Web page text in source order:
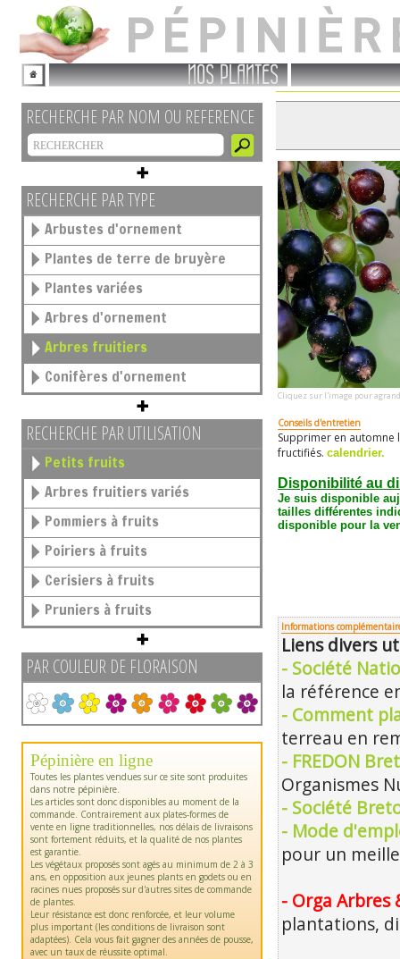
NOS PLANTES
RECHERCHE PAR NOM OU REFERENCE
RECHERCHE PAR TYPE
Arbustes d'ornement
Plantes de terre de bruyère
Plantes variées
Arbres d'ornement
Arbres fruitiers
Conifères d'ornement
RECHERCHE PAR UTILISATION
Petits fruits
Arbres fruitiers variés
Pommiers à fruits
Poiriers à fruits
Cerisiers à fruits
Pruniers à fruits
PAR COULEUR DE FLORAISON
Pépinière en ligne
Toutes les plantes vendues sur ce site sont produites
dans notre pépinière.
Les articles sont donc disponibles au moment de la
commande. Contrairement aux plates-formes de
vente en ligne traditionnelles, nos délais de livraisons
sont fortement réduits, et la qualité de nos plantes
est garantie.
Les végétaux proposés sont agés au minimum de 2 à 3
ans, en opposition aux jeunes plants en godets ou en
racines nues proposés sur d'autres sites de commande
de plantes.
Leur résistance est donc renforcée, et leur volume
plus important (les conditions de livraison sont
adaptées). Cela vous fait gagner des années de pousse,
avec un taux de réussite optimal.
Cliquez sur l'image pour
Conseils d'entretien
Supprimer en automne
fructifiés. calendrier.
Disponibilité au
Je suis disponible
tailles différentes
disponible pour la
Informations
Liens divers
- Société
la référence
- Comment
terreau en
- FREDON
Organismes
- Société
- Mode
pour un
- Orga Arbres
plantations,